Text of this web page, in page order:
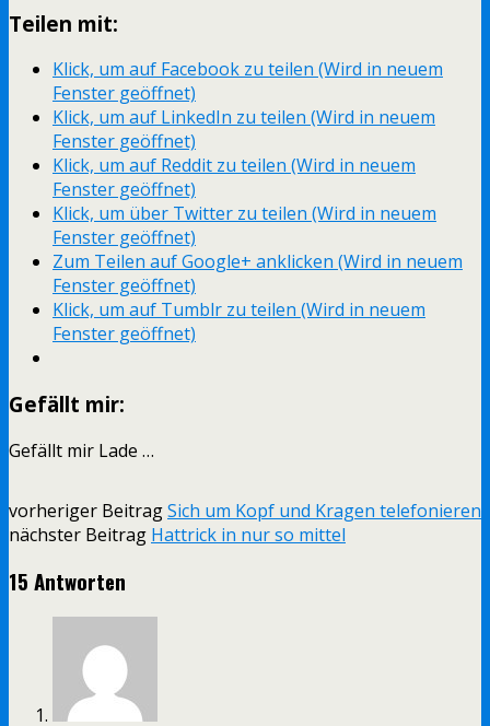
Teilen mit:
Klick, um auf Facebook zu teilen (Wird in neuem
Fenster geöffnet)
Klick, um auf LinkedIn zu teilen (Wird in neuem
Fenster geöffnet)
Klick, um auf Reddit zu teilen (Wird in neuem
Fenster geöffnet)
Klick, um über Twitter zu teilen (Wird in neuem
Fenster geöffnet)
Zum Teilen auf Google+ anklicken (Wird in neuem
Fenster geöffnet)
Klick, um auf Tumblr zu teilen (Wird in neuem
Fenster geöffnet)
Gefällt mir:
Gefällt mir Lade …
vorheriger BeitragSich um Kopf und Kragen telefonieren
nächster Beitrag Hattrick in nur so mittel
15 Antworten